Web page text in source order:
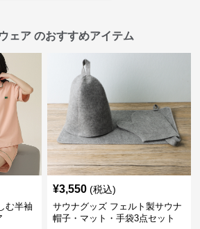
ェア のおすすめアイテム
む半袖
¥3,550 (税込)
サウナグッズ フェルト製サウナ
帽子・マット・手袋3点セット